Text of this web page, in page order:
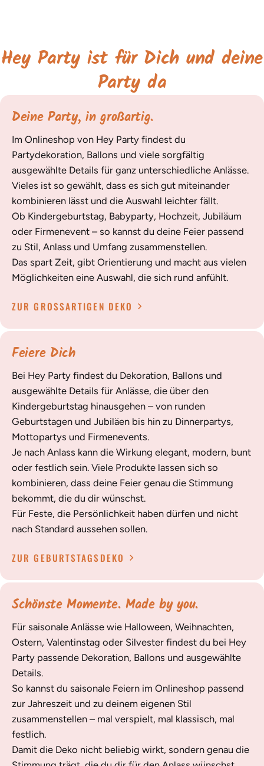
Hey Party ist für Dich und deine
Party da
Deine Party, in großartig.
Im Onlineshop von Hey Party findest du
Partydekoration, Ballons und viele sorgfältig
ausgewählte Details für ganz unterschiedliche Anlässe.
Vieles ist so gewählt, dass es sich gut miteinander
kombinieren lässt und die Auswahl leichter fällt.
Ob Kindergeburtstag, Babyparty, Hochzeit, Jubiläum
oder Firmenevent – so kannst du deine Feier passend
zu Stil, Anlass und Umfang zusammenstellen.
Das spart Zeit, gibt Orientierung und macht aus vielen
Möglichkeiten eine Auswahl, die sich rund anfühlt.
ZUR GROSSARTIGEN DEKO
Feiere Dich
Bei Hey Party findest du Dekoration, Ballons und
ausgewählte Details für Anlässe, die über den
Kindergeburtstag hinausgehen – von runden
Geburtstagen und Jubiläen bis hin zu Dinnerpartys,
Mottopartys und Firmenevents.
Je nach Anlass kann die Wirkung elegant, modern, bunt
oder festlich sein. Viele Produkte lassen sich so
kombinieren, dass deine Feier genau die Stimmung
bekommt, die du dir wünschst.
Für Feste, die Persönlichkeit haben dürfen und nicht
nach Standard aussehen sollen.
ZUR GEBURTSTAGSDEKO
Schönste Momente. Made by you.
Für saisonale Anlässe wie Halloween, Weihnachten,
Ostern, Valentinstag oder Silvester findest du bei Hey
Party passende Dekoration, Ballons und ausgewählte
Details.
So kannst du saisonale Feiern im Onlineshop passend
zur Jahreszeit und zu deinem eigenen Stil
zusammenstellen – mal verspielt, mal klassisch, mal
festlich.
Damit die Deko nicht beliebig wirkt, sondern genau die